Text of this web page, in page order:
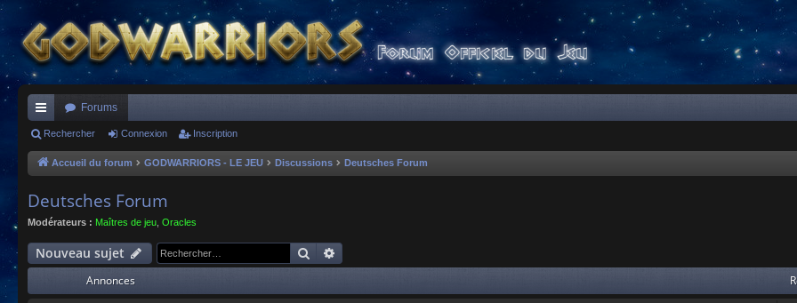
ac
co
s
Forums
Rechercher Connexion Inscription
Accueil du forum GODWARRIORS - LE JEU Discussions Deutsches Forum
Deutsches Forum
Modérateurs : Maîtres de jeu Oracles
Nouveau sujet Rechercher
Annonces